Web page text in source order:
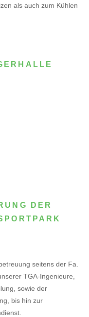
als auch zum Kühlen
DER
seitens der Fa.
TGA-Ingenieure,
sowie der
bis hin zur